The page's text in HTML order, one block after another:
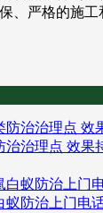
、严格的施
治理点 效果
蚁防治上门电